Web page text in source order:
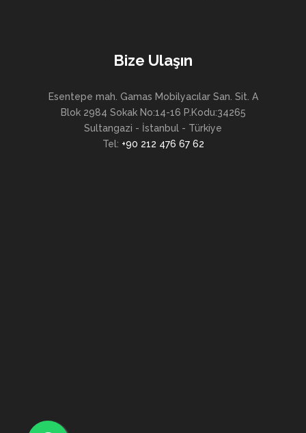
Bize Ulaşın
Esentepe mah. Gamas Mobilyacılar San. Sit. A
Blok 2984 Sokak No:14-16 P.Kodu:34265
Sultangazi - İstanbul - Türkiye
Tel: +90 212 476 67 62